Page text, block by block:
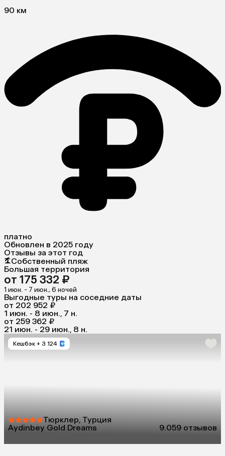
90 км
платно
Обновлен в 2025 году
Отзывы за этот год
Собственный пляж
Большая территория
от 175 332 ₽
1 июн. - 7 июн., 6 ночей
Выгодные туры на соседние даты
от 202 952 ₽
1 июн. - 8 июн., 7 н.
от 259 362 ₽
21 июн. - 29 июн., 8 н.
Кешбэк + 3 124
Тюрклер, Турция
Aydinbey Gold Dreams
9.059 отзывов